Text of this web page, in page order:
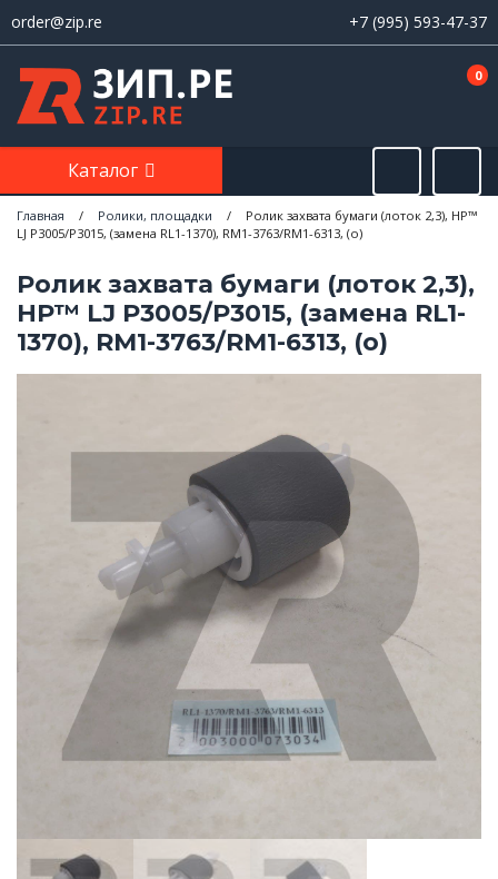
order@zip.re +7 (995) 593-47-37
0
Каталог
Главная / Ролики, площадки /
Ролик захвата бумаги (лоток 2,3), HP™
LJ P3005/P3015, (замена RL1-1370), RM1-3763/RM1-6313, (о)
Ролик захвата бумаги (лоток 2,3),
HP™ LJ P3005/P3015, (замена RL1-
1370), RM1-3763/RM1-6313, (о)